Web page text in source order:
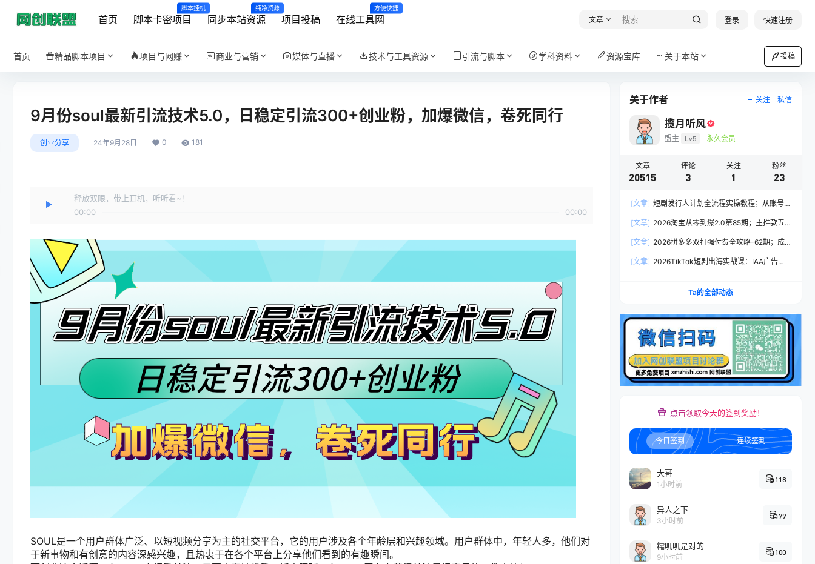
首页 脚本卡密项目
脚本挂机
同步本站资源
纯净资源
项目投稿 在线工具网
方便快捷
文章 登录 快速注册
首页 精品脚本项目 项目与网赚 商业与营销 媒体与直播 技术与工具资源 引流与脚本 学科资料 资源宝库 关于本站 投稿
9月份soul最新引流技术5.0，日稳定引流300+创业粉，加爆微信，卷死同行
创业分享 24年9月28日 0 181
释放双眼，带上耳机，听听看~！
00:00
00:00
SOUL是一个用户群体广泛、以短视频分享为主的社交平台，它的用户涉及各个年龄层和兴趣领域。用户群体中，年轻人多，他们对
于新事物和有创意的内容深感兴趣，且热衷于在各个平台上分享他们看到的有趣瞬间。
关于作者 关注 私信
揽月听风
盟主 Lv5 永久会员
文章
20515
评论
3
关注
1
粉丝
23
[文章] 短剧发行人计划全流程实操教程；从账号
手出单
[文章] 2026淘宝从零到爆2.0第85期；主推款五
基础权重
[文章] 2026拼多多双打强付费全攻略-62期；成
劣势与选择策略
[文章] 2026TikTok短剧出海实战课：IAA广告分
Ta的全部动态
点击领取今天的签到奖励！
今日签到 连续签到
大哥
1小时前
118
异人之下
3小时前
79
糯叽叽是对的
9小时前
100